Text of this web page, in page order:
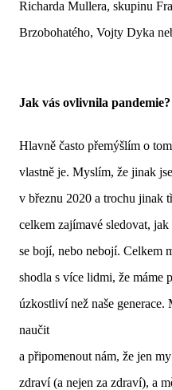
Richarda Mullera, skupinu
Brzobohatého, Vojty Dyka
Jak vás ovlivnila pandemie?
Hlavně často přemýšlím o
vlastně je. Myslím, že jinak
v březnu 2020 a trochu jinak
celkem zajímavé sledovat,
se bojí, nebo nebojí. Celkem
shodla s více lidmi, že máme
úzkostliví než naše generace.
naučit
a připomenout nám, že jen
zdraví (a nejen za zdraví), a